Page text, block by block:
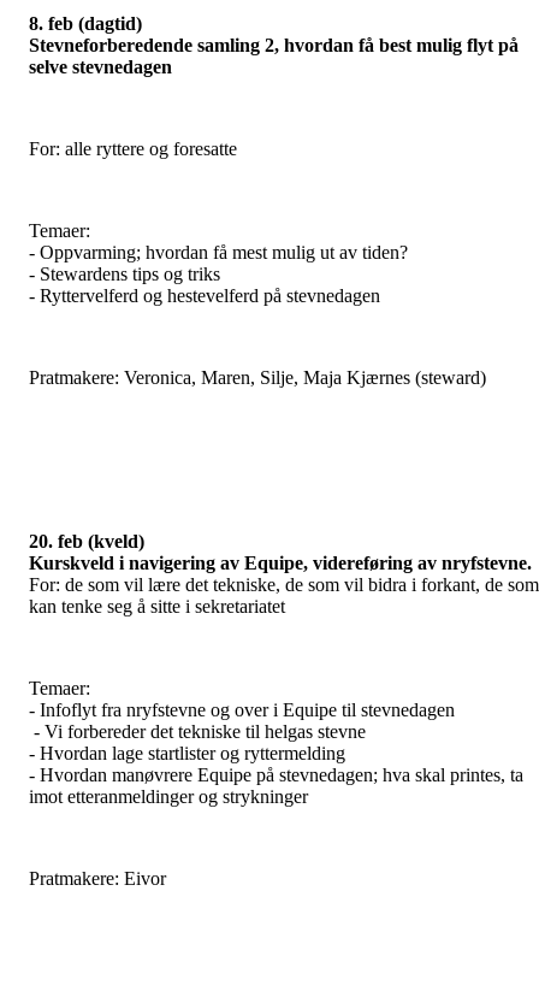
8. feb (dagtid)
Stevneforberedende samling 2, hvordan få best mulig flyt på
selve stevnedagen
For: alle ryttere og foresatte
Temaer:
- Oppvarming; hvordan få mest mulig ut av tiden?
- Stewardens tips og triks
- Ryttervelferd og hestevelferd på stevnedagen
Pratmakere: Veronica, Maren, Silje, Maja Kjærnes (steward)
20. feb (kveld)
Kurskveld i navigering av Equipe, videreføring av nryfstevne.
For: de som vil lære det tekniske, de som vil bidra i forkant, de som
kan tenke seg å sitte i sekretariatet
Temaer:
- Infoflyt fra nryfstevne og over i Equipe til stevnedagen
- Vi forbereder det tekniske til helgas stevne
- Hvordan lage startlister og ryttermelding
- Hvordan manøvrere Equipe på stevnedagen; hva skal printes, ta
imot etteranmeldinger og strykninger
Pratmakere: Eivor